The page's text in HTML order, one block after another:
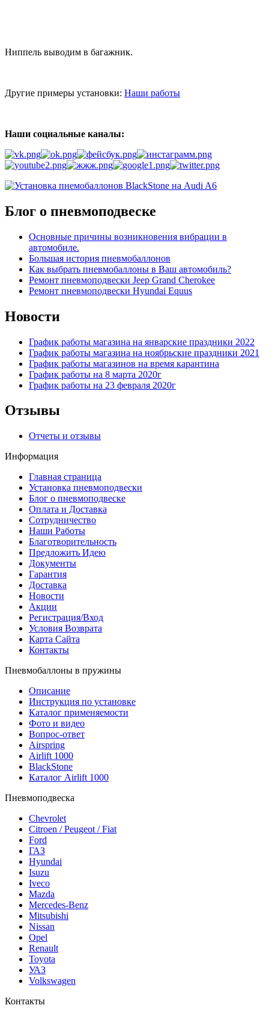
Ниппель выводим в багажник.
Другие примеры установки: Наши работы
Наши социальные каналы:
Блог о пневмоподвеске
Основные причины возникновения вибрации в
автомобиле.
Большая история пневмобаллонов
Как выбрать пневмобаллоны в Ваш автомобиль?
Ремонт пневмоподвески Jeep Grand Cherokee
Ремонт пневмоподвески Hyundai Equus
Новости
График работы магазина на январские праздники 2022
График работы магазина на ноябрьские праздники 2021
График работы магазинов на время карантина
График работы на 8 марта 2020г
График работы на 23 февраля 2020г
Отзывы
Отчеты и отзывы
Информация
Главная страница
Установка пневмоподвески
Блог о пневмоподвеске
Оплата и Доставка
Сотрудничество
Наши Работы
Благотворительность
Предложить Идею
Документы
Гарантия
Доставка
Новости
Акции
Регистрация/Вход
Условия Возврата
Карта Сайта
Контакты
Пневмобаллоны в пружины
Описание
Инструкция по установке
Каталог применяемости
Фото и видео
Вопрос-ответ
Airspring
Airlift 1000
BlackStone
Каталог Airlift 1000
Пневмоподвеска
Chevrolet
Citroen / Peugeot / Fiat
Ford
ГАЗ
Hyundai
Isuzu
Iveco
Mazda
Mercedes-Benz
Mitsubishi
Nissan
Opel
Renault
Toyota
УАЗ
Volkswagen
Контакты